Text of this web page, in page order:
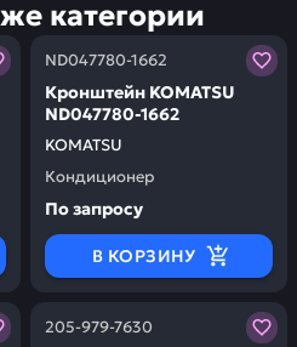
категории
вы получаете гарантию
ND047780-1662
KOMATSU
Кронштейн KOMATSU
ND047780-1662
Кондиционер
Заказывая запчасти у
По запросу
В КОРЗИНУ
вы получаете гарантию
205-979-7630
Заказывая запчасти у